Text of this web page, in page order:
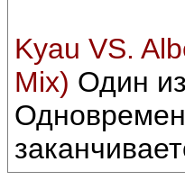
Kyau VS.
Mix) Один